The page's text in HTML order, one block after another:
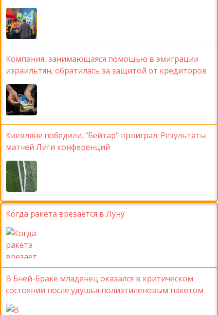
Компания, занимающаяся помощью в эмиграции
израильтян, обратилась за защитой от кредиторов
Киевляне победили. "Бейтар" проиграл. Результаты
матчей Лиги конференций
Когда ракета врезается в Луну
В Бней-Браке младенец оказался в критическом
состоянии после удушья полиэтиленовым пакетом